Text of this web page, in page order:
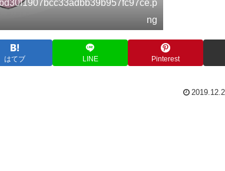
ng
はてブ LINE Pinterest